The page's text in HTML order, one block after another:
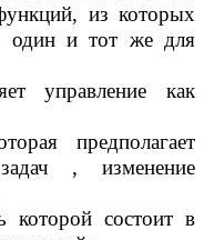
из которых
один и тот же для
управление как
предполагает
, изменение
которой состоит в